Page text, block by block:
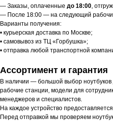
— Заказы, оплаченные до 18:00,
— После 18:00 — на следующий
Варианты получения:
• курьерская доставка по Москве;
• самовывоз из ТЦ «Горбушка»;
• отправка любой транспортной
Ассортимент и гарантия
В наличии — большой выбор
рабочие станции, модели для
менеджеров и специалистов.
На каждое устройство предоставляется
Перед отправкой мы проверяем